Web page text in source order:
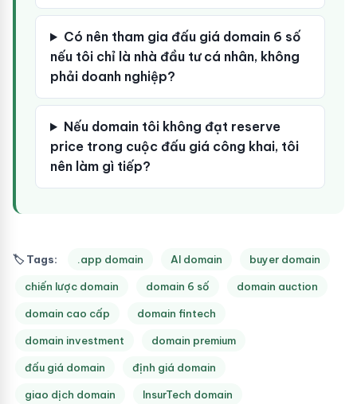
Có nên tham gia đấu giá domain 6 số
nếu tôi chỉ là nhà đầu tư cá nhân, không
phải doanh nghiệp?
Nếu domain tôi không đạt reserve
price trong cuộc đấu giá công khai, tôi
nên làm gì tiếp?
🏷 Tags: .app domain AI domain buyer domain
chiến lược domain domain 6 số domain auction
domain cao cấp domain fintech
domain investment domain premium
đấu giá domain định giá domain
giao dịch domain InsurTech domain